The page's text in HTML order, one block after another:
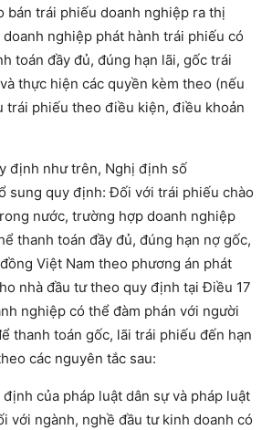
bán trái phiếu doanh nghiệp ra thị
nghiệp phát hành trái phiếu có
toán đầy đủ, đúng hạn lãi, gốc trái
thực hiện các quyền kèm theo (nếu
trái phiếu theo điều kiện, điều khoản
định như trên, Nghị định số
sung quy định: Đối với trái phiếu chào
nước, trường hợp doanh nghiệp
thanh toán đầy đủ, đúng hạn nợ gốc,
Việt Nam theo phương án phát
nhà đầu tư theo quy định tại Điều 17
nghiệp có thể đàm phán với người
thanh toán gốc, lãi trái phiếu đến hạn
các nguyên tắc sau:
của pháp luật dân sự và pháp luật
với ngành, nghề đầu tư kinh doanh có